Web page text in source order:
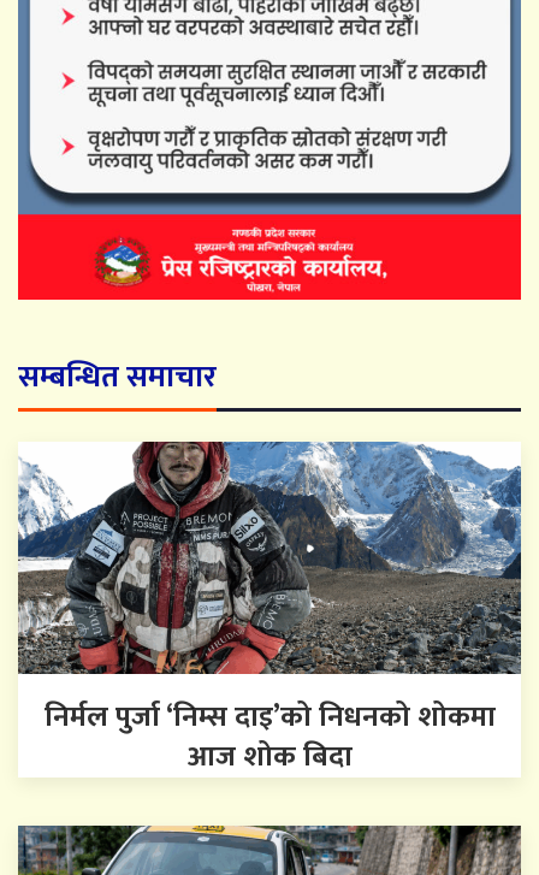
सम्बन्धित समाचार
निर्मल पुर्जा ‘निम्स दाइ’को निधनको शोकमा
आज शोक बिदा